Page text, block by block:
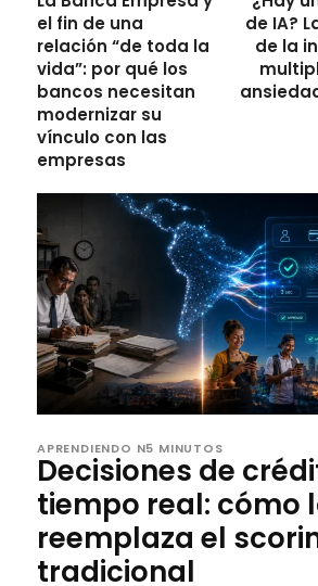
el fin de una
relación “de toda la
vida”: por qué los
bancos necesitan
modernizar su
vínculo con las
empresas
de IA?
de la
APRENDIENDO N5 MINUTOS
Decisiones de
tiempo real: cómo
reemplaza el
tradicional